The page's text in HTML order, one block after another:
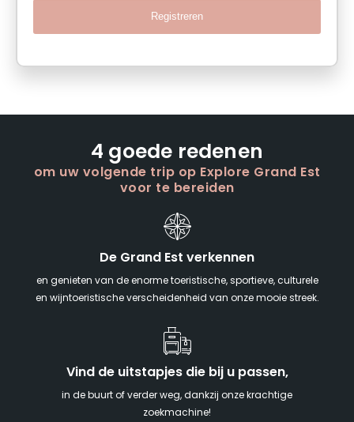
Registreren
4 goede redenen
om uw volgende trip op Explore Grand Est
voor te bereiden
De Grand Est verkennen
en genieten van de enorme toeristische, sportieve, culturele
en wijntoeristische verscheidenheid van onze mooie streek.
Vind de uitstapjes die bij u passen,
in de buurt of verder weg, dankzij onze krachtige
zoekmachine!